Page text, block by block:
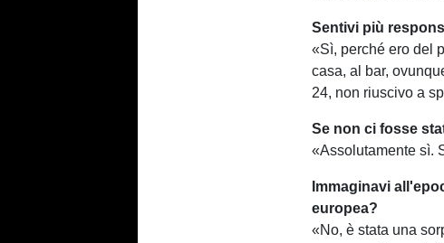
Sentivi più
«Sì, perché ero del
casa, al bar,
24, non riuscivo a
Se non ci fosse
«Assolutamente sì.
Immaginavi
europea?
«No, è stata una